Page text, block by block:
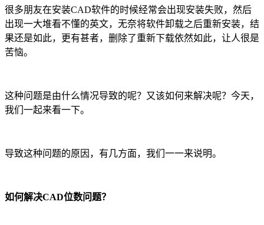
很多朋友在安装CAD软件的时候经常会出现安装失败，然后
出现一大堆看不懂的英文，无奈将软件卸载之后重新安装，结
果还是如此，更有甚者，删除了重新下载依然如此，让人很是
苦恼。
这种问题是由什么情况导致的呢？又该如何来解决呢？今天，
我们一起来看一下。
导致这种问题的原因，有几方面，我们一一来说明。
如何解决CAD位数问题？